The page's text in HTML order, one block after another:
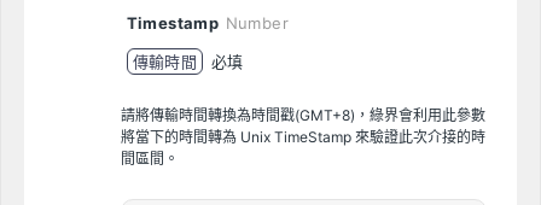
Timestamp Number
傳輸時間
必填
請將傳輸時間轉換為時間戳(GMT+8)，綠界會利用此參數
將當下的時間轉為 Unix TimeStamp 來驗證此次介接的時
間區間。